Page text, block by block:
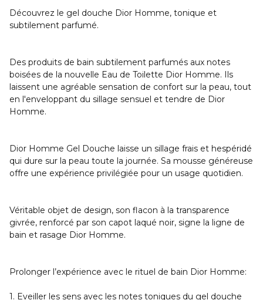
Découvrez le gel douche Dior Homme, tonique et
subtilement parfumé.
Des produits de bain subtilement parfumés aux notes
boisées de la nouvelle Eau de Toilette Dior Homme. Ils
laissent une agréable sensation de confort sur la peau, tout
en l'enveloppant du sillage sensuel et tendre de Dior
Homme.
Dior Homme Gel Douche laisse un sillage frais et hespéridé
qui dure sur la peau toute la journée. Sa mousse généreuse
offre une expérience privilégiée pour un usage quotidien.
Véritable objet de design, son flacon à la transparence
givrée, renforcé par son capot laqué noir, signe la ligne de
bain et rasage Dior Homme.
Prolonger l’expérience avec le rituel de bain Dior Homme:
1. Eveiller les sens avec les notes toniques du gel douche